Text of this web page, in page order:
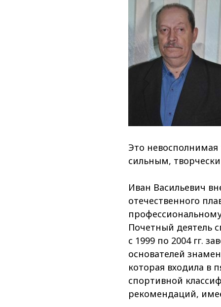
Это невосполнимая
сильным,
Иван Васильевич
отечественного
Почетный деятель
с 1999 по 2004 гг.
основателей
которая входила в
спортивной
рекомендаций,